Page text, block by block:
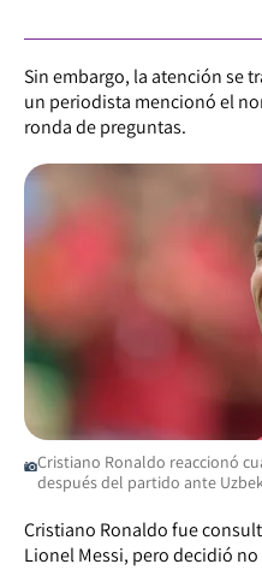
Sin embargo, la atención se
un periodista mencionó el
ronda de preguntas.
Cristiano Ronaldo reaccionó
después del partido ante
Cristiano Ronaldo fue
Lionel Messi, pero decidió